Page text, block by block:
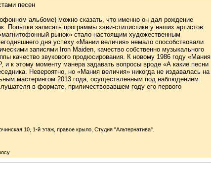
песен
альбоме) можно сказать, что именно он дал рождение
записать программы хэви-стилистики у наших артистов
рынок» стало настоящим художественным
дня успеху «Мании величия» немало способствовали
записями Iron Maiden, качество собственно музыкального
качество звукового продюсирования. К новому 1986 году «Мания
к этому моменту манера задавать вопросы вроде «А какие песни
Невероятно, но «Мания величия» никогда не издавалась на
мастерингом 2013 года, осуществленным под наблюдением
в формате, приличествовавшем году его первого
10, 1-й этаж, правое крыло, Студия "Альтернатива".